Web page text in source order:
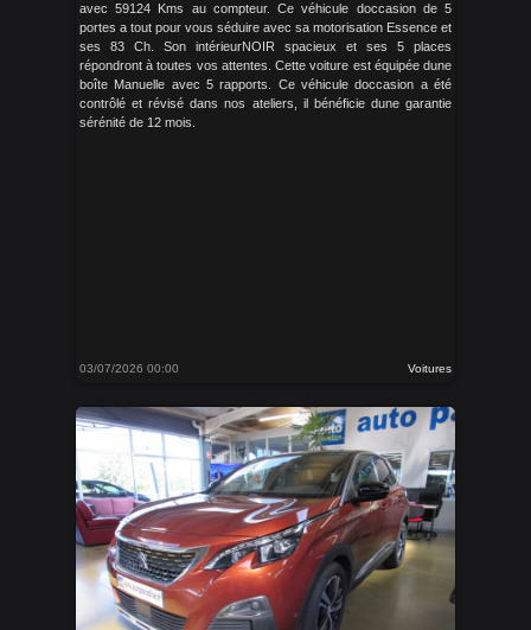
avec 59124 Kms au compteur. Ce véhicule doccasion de 5
portes a tout pour vous séduire avec sa motorisation Essence et
ses 83 Ch. Son intérieurNOIR spacieux et ses 5 places
répondront à toutes vos attentes. Cette voiture est équipée dune
boîte Manuelle avec 5 rapports. Ce véhicule doccasion a été
contrôlé et révisé dans nos ateliers, il bénéficie dune garantie
sérénité de 12 mois.
03/07/2026 00:00 Voitures